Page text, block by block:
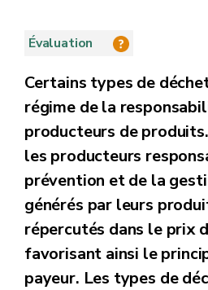
Évaluation
Certains types de
régime de la
producteurs de
les producteurs
prévention et de la
générés par leurs
répercutés dans le prix
favorisant ainsi le
payeur. Les types de